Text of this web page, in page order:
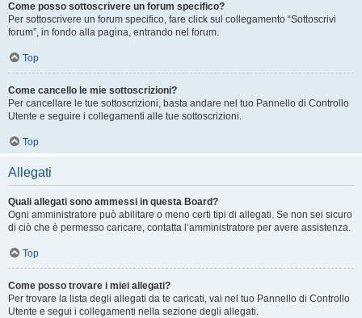
Come posso sottoscrivere un forum specifico?
Per sottoscrivere un forum specifico, fare click sul collegamento “Sottoscrivi
forum”, in fondo alla pagina, entrando nel forum.
Top
Come cancello le mie sottoscrizioni?
Per cancellare le tue sottoscrizioni, basta andare nel tuo Pannello di Controllo
Utente e seguire i collegamenti alle tue sottoscrizioni.
Top
Allegati
Quali allegati sono ammessi in questa Board?
Ogni amministratore può abilitare o meno certi tipi di allegati. Se non sei sicuro
di ciò che è permesso caricare, contatta l’amministratore per avere assistenza.
Top
Come posso trovare i miei allegati?
Per trovare la lista degli allegati da te caricati, vai nel tuo Pannello di Controllo
Utente e segui i collegamenti nella sezione degli allegati.